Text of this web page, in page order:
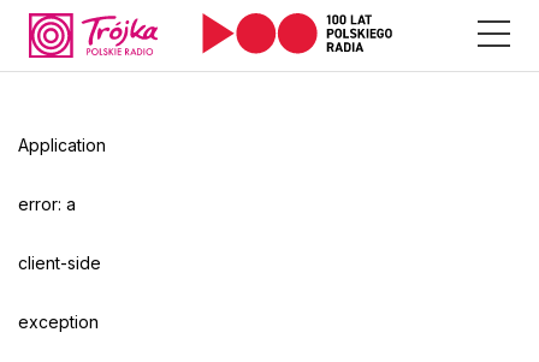
Application
error: a
client-side
exception
aby
odtwarzać.